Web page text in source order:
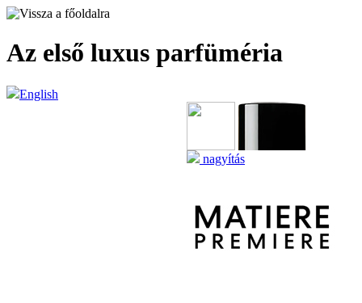
Az első luxus parfüméria
English
nagyítás